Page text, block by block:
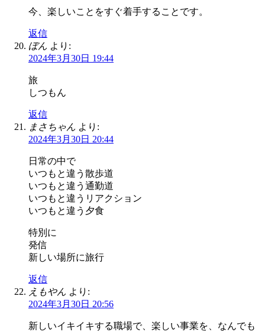
今、楽しいことをすぐ着手することです。
返信
ぼん より:
2024年3月30日 19:44
旅
しつもん
返信
まさちゃん より:
2024年3月30日 20:44
日常の中で
いつもと違う散歩道
いつもと違う通勤道
いつもと違うリアクション
いつもと違う夕食
特別に
発信
新しい場所に旅行
返信
えもやん より:
2024年3月30日 20:56
新しいイキイキする職場で、楽しい事業を、なんでも